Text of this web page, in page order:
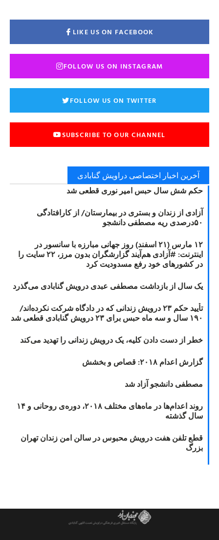
LIKE US ON FACEBOOK
FOLLOW US ON INSTAGRAM
FOLLOW US ON TWITTER
SUBSCRIBE TO OUR CHANNEL
آخرین اخبار اختصاصی دراویش گنابادی
حکم شش سال حبس امیر نوری قطعی شد
آزادی از زندان و بستری در بیمارستان/ از کارافتادگی
۵۰درصدی ریه مصطفی دانشجو
۱۲ مارس (۲۱ اسفند) روز جهانی مبارزه با سانسور در
اینترنت: #آزادی هم‌آیند گزارشگران‌ بدون مرز، ۲۲ سایت را
در کشورهای خود رفع مسدودیت کرد
یک سال از بازداشت مصطفی عبدی درویش گنابادی می‌گذرد
تأیید حکم ۲۳ درویش زندانی که در دادگاه شرکت نکرده‌اند/
۱۹۰ سال و سه ماه حبس برای ۲۳ درویش گنابادی قطعی شد
خطر از دست دادن کلیه، یک درویش زندانی را تهدید می‌کند
گزارش اعدام ۲۰۱۸: قصاص و بخشش
مصطفی دانشجو آزاد شد
روند اعدام‌ها در ماه‌های مختلف ۲۰۱۸، دوره‌ی روحانی و ۱۴
سال گذشته
قطع تلفن هفت درویش محبوس در سالن امن زندان تهران
بزرگ